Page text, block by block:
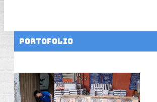
Portofolio